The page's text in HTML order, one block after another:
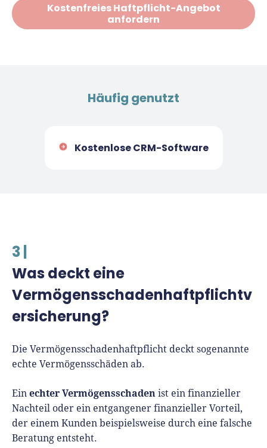
Kostenfreies Haftpflicht-Angebot
anfordern
Häufig genutzt
Kostenlose CRM-Software
3 |
Was deckt eine
Vermögensschadenhaftpflichtv
ersicherung?
Die Vermögensschadenhaftpflicht deckt sogenannte
echte Vermögensschäden ab.
Ein echter Vermögensschaden ist ein finanzieller
Nachteil oder ein entgangener finanzieller Vorteil,
der einem Kunden beispielsweise durch eine falsche
Beratung entsteht.